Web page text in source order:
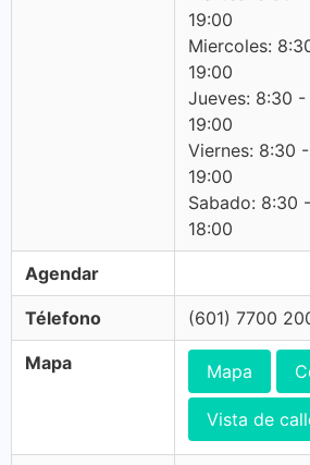
19:00
Miercoles:
19:00
Jueves: 8:30
19:00
Viernes: 8:30
19:00
Sabado: 8:30
18:00
Agendar
Télefono (601) 7700
Mapa Mapa
Vista de